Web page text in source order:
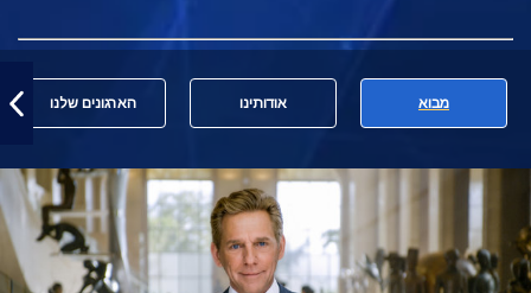
מבוא אודותינו הארגונים שלנו